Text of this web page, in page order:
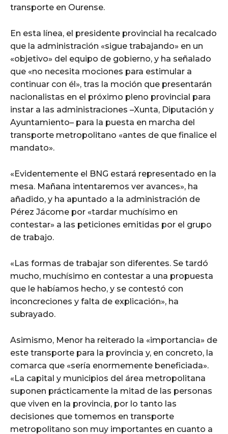
transporte en Ourense.
En esta línea, el presidente provincial ha recalcado
que la administración «sigue trabajando» en un
«objetivo» del equipo de gobierno, y ha señalado
que «no necesita mociones para estimular a
continuar con él», tras la moción que presentarán
nacionalistas en el próximo pleno provincial para
instar a las administraciones –Xunta, Diputación y
Ayuntamiento– para la puesta en marcha del
transporte metropolitano «antes de que finalice el
mandato».
«Evidentemente el BNG estará representado en la
mesa. Mañana intentaremos ver avances», ha
añadido, y ha apuntado a la administración de
Pérez Jácome por «tardar muchísimo en
contestar» a las peticiones emitidas por el grupo
de trabajo.
«Las formas de trabajar son diferentes. Se tardó
mucho, muchísimo en contestar a una propuesta
que le habíamos hecho, y se contestó con
inconcreciones y falta de explicación», ha
subrayado.
Asimismo, Menor ha reiterado la «importancia» de
este transporte para la provincia y, en concreto, la
comarca que «sería enormemente beneficiada».
«La capital y municipios del área metropolitana
suponen prácticamente la mitad de las personas
que viven en la provincia, por lo tanto las
decisiones que tomemos en transporte
metropolitano son muy importantes en cuanto a